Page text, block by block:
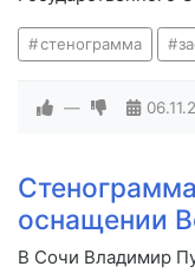
стенограмма
—
оснащении
В Сочи Владимир